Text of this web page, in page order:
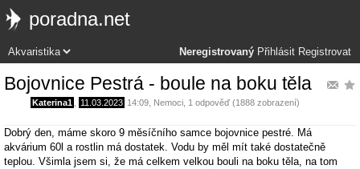
poradna.net
Neregistrovaný Přihlásit Registrovat
Bojovnice Pestrá - boule na boku těla
Katerina1 11.03.2023 14:09 Nemoci , 1 odpověď (1888 zobrazení)
Dobrý den, máme skoro 9 měsíčního samce bojovnice pestré. Má
akvárium 60l a rostlin má dostatek. Vodu by měl mít také dostatečně
teplou. Všimla jsem si, že má celkem velkou bouli na boku těla, na tom